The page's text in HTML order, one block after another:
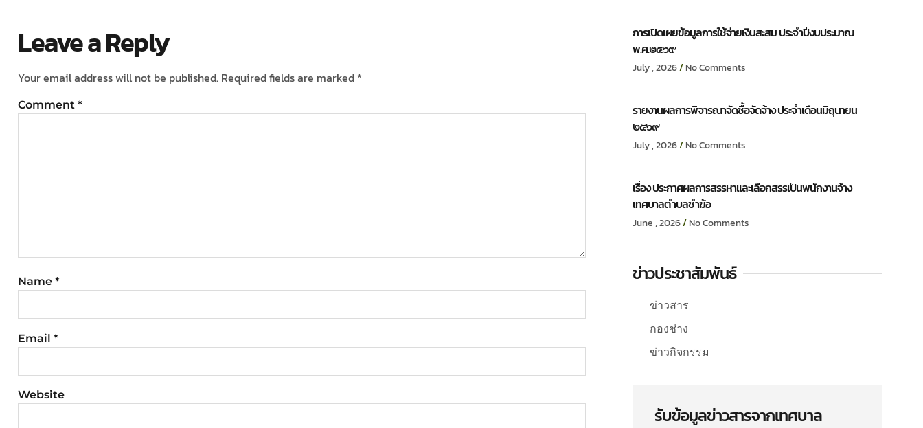
Leave a Reply
Your email address will not be published. Required fields are marked *
Comment *
Name *
Email *
Website
การเปิดเผยข้อมูลการใช้จ่ายเงินสะสม ประจำปีงบประมาณ
พ.ศ.๒๕๖๙
July , 2026 No Comments
รายงานผลการพิจารณาจัดซื้อจัดจ้าง ประจำเดือนมิถุนายน
๒๕๖๙
July , 2026 No Comments
เรื่อง ประกาศผลการสรรหาและเลือกสรรเป็นพนักงานจ้าง
เทศบาลตำบลชำฆ้อ
June , 2026 No Comments
ข่าวประชาสัมพันธ์
ข่าวสาร
กองช่าง
ข่าวกิจกรรม
รับข้อมูลข่าวสารจากเทศบาล